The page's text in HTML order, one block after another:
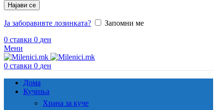
Најави се
Ја заборавивте лозинката?
Запомни ме
0 ставки 0 ден
Мени
0 ставки 0 ден
Дома
Кучиња
Храна за куче